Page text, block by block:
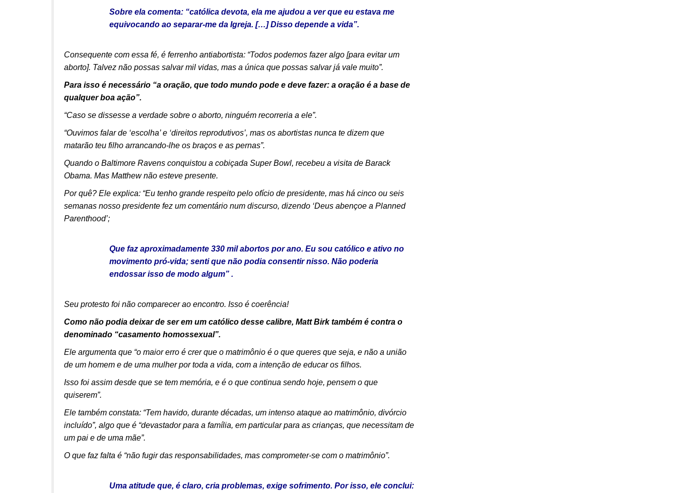
Sobre ela comenta: “católica devota, ela me ajudou a ver que eu estava me
equivocando ao separar-me da Igreja. […] Disso depende a vida”.
Consequente com essa fé, é ferrenho antiabortista: “Todos podemos fazer algo [para evitar um
aborto]. Talvez não possas salvar mil vidas, mas a única que possas salvar já vale muito”.
Para isso é necessário “a oração, que todo mundo pode e deve fazer: a oração é a base de
qualquer boa ação”.
“Caso se dissesse a verdade sobre o aborto, ninguém recorreria a ele”.
“Ouvimos falar de ‘escolha’ e ‘direitos reprodutivos’, mas os abortistas nunca te dizem que
matarão teu filho arrancando-lhe os braços e as pernas”.
Quando o Baltimore Ravens conquistou a cobiçada Super Bowl, recebeu a visita de Barack
Obama. Mas Matthew não esteve presente.
Por quê? Ele explica: “Eu tenho grande respeito pelo ofício de presidente, mas há cinco ou seis
semanas nosso presidente fez um comentário num discurso, dizendo ‘Deus abençoe a Planned
Parenthood’;
Que faz aproximadamente 330 mil abortos por ano. Eu sou católico e ativo no
movimento pró-vida; senti que não podia consentir nisso. Não poderia
endossar isso de modo algum” .
Seu protesto foi não comparecer ao encontro. Isso é coerência!
Como não podia deixar de ser em um católico desse calibre, Matt Birk também é contra o
denominado “casamento homossexual”.
Ele argumenta que “o maior erro é crer que o matrimônio é o que queres que seja, e não a união
de um homem e de uma mulher por toda a vida, com a intenção de educar os filhos.
Isso foi assim desde que se tem memória, e é o que continua sendo hoje, pensem o que
quiserem”.
Ele também constata: “Tem havido, durante décadas, um intenso ataque ao matrimônio, divórcio
incluído”, algo que é “devastador para a família, em particular para as crianças, que necessitam de
um pai e de uma mãe”.
O que faz falta é “não fugir das responsabilidades, mas comprometer-se com o matrimônio”.
Uma atitude que, é claro, cria problemas, exige sofrimento. Por isso, ele conclui: